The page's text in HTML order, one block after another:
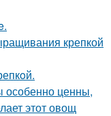
крепкой
особенно ценны,
этот овощ